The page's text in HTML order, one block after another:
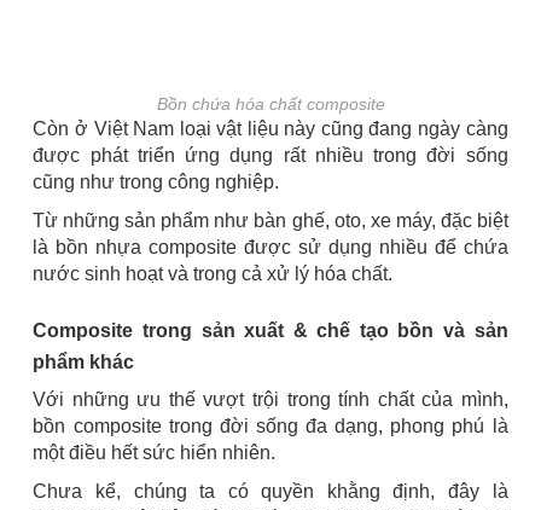
Bồn chứa hóa chất composite
Còn ở Việt Nam loại vật liệu này cũng đang ngày càng
được phát triển ứng dụng rất nhiều trong đời sống
cũng như trong công nghiệp.
Từ những sản phẩm như bàn ghế, oto, xe máy, đặc biệt
là bồn nhựa composite được sử dụng nhiều để chứa
nước sinh hoạt và trong cả xử lý hóa chất.
Composite trong sản xuất & chế tạo bồn và sản
phẩm khác
Với những ưu thế vượt trội trong tính chất của mình,
bồn composite trong đời sống đa dạng, phong phú là
một điều hết sức hiển nhiên.
Chưa kể, chúng ta có quyền khằng định, đây là